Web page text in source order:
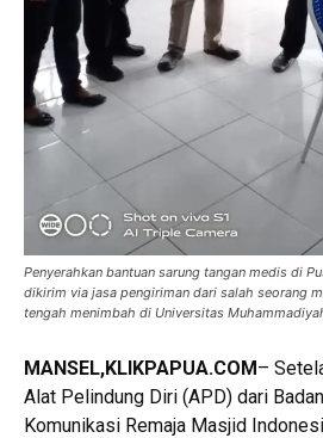
Penyerahkan bantuan sarung tangan medis di
dikirim via jasa pengiriman dari salah seorang
tengah menimbah di Universitas
MANSEL,KLIKPAPUA.COM–
Alat Pelindung Diri (APD) dari
Komunikasi Remaja Masjid